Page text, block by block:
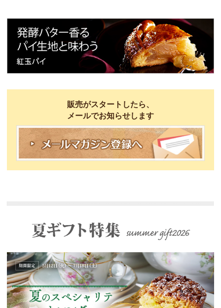
販売がスタートしたら、
メールでお知らせします